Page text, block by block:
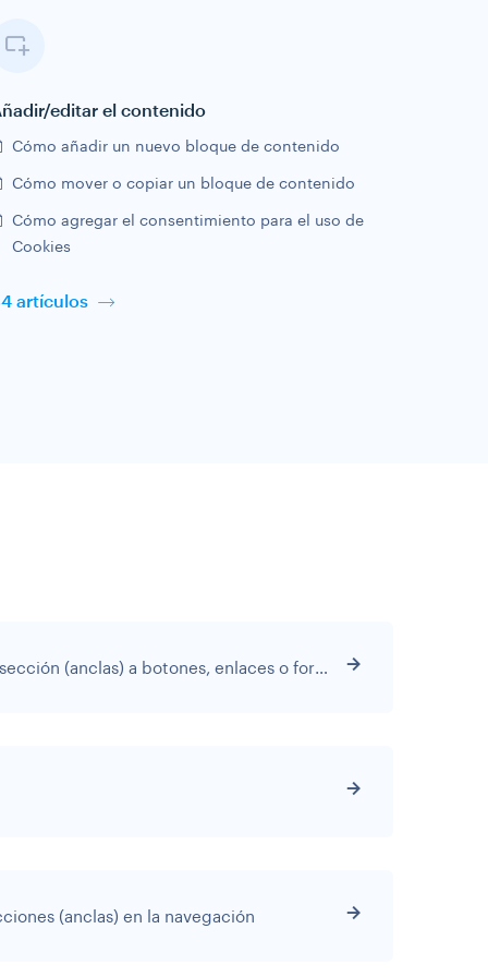
editar el contenido
Cómo añadir un nuevo bloque de contenido
Cómo mover o copiar un bloque de contenido
Cómo agregar el consentimiento para el uso de
Cookies
artículos
Cómo añadir enlaces de sección (anclas) a botones, enlaces o formularios
(anclas) en la navegación